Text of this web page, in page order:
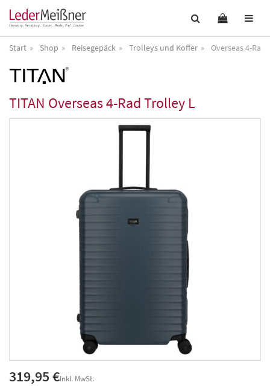
Start Shop Reisegepäck Trolleys und Koffer Overseas 4-Rad
TITAN Overseas 4-Rad Trolley L
319,95 €Inkl. MwSt.